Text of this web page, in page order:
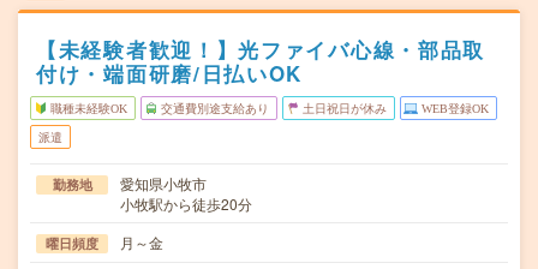
【未経験者歓迎！】光ファイバ心線・部品取
付け・端面研磨/日払いOK
職種未経験OK 交通費別途支給あり 土日祝日が休み WEB登録OK
派遣
勤務地
愛知県小牧市
小牧駅から徒歩20分
曜日頻度 月～金